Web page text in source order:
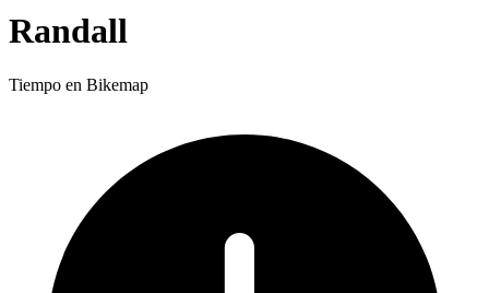
Randall
Tiempo en Bikemap